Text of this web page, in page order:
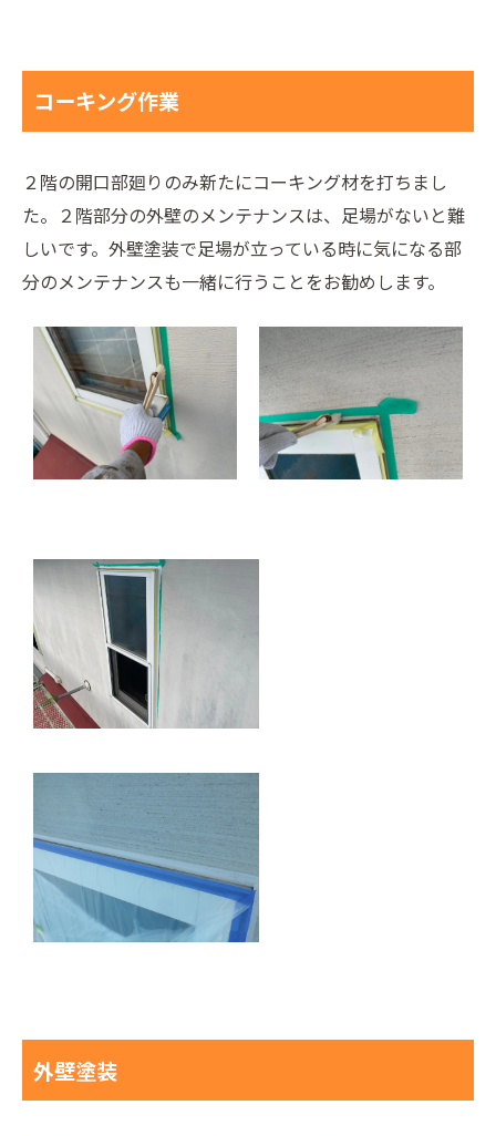
コーキング作業
２階の開口部廻りのみ新たにコーキング材を打ちまし
た。２階部分の外壁のメンテナンスは、足場がないと難
しいです。外壁塗装で足場が立っている時に気になる部
分のメンテナンスも一緒に行うことをお勧めします。
外壁塗装